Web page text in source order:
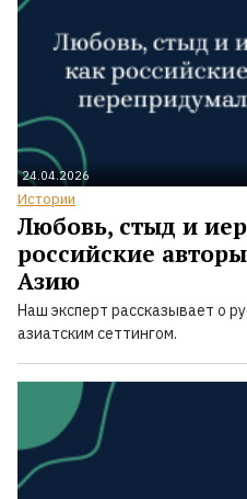
24.04.2026
Истории
Любовь, стыд и
российские
Азию
Наш эксперт рассказывает о
азиатским сеттингом.